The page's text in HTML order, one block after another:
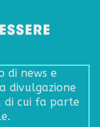
di news e
divulgazione
di cui fa parte